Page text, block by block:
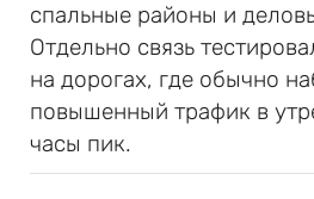
спальные районы и
Отдельно связь
на дорогах, где обычно
повышенный трафик в
часы пик.